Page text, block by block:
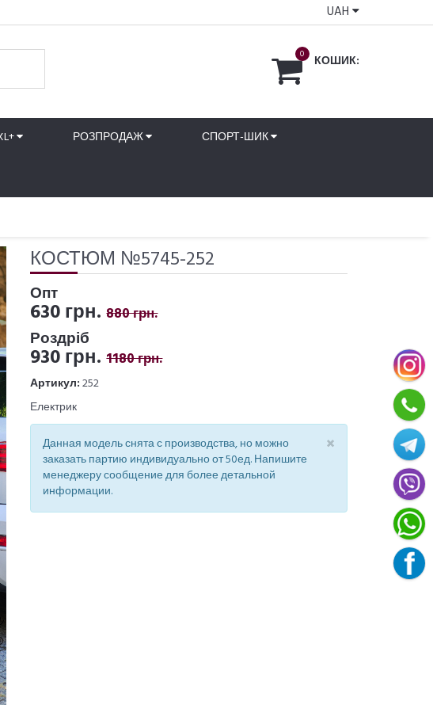
UAH
0 КОШИК:
РОЗПРОДАЖ СПОРТ-ШИК
КОСТЮМ №5745-252
Опт
630 грн. 880 грн.
Роздріб
930 грн. 1180 грн.
Артикул:252
Електрик
×
Данная модель снята с производства, но можно
заказать партию индивидуально от 50ед. Напишите
менеджеру сообщение для более детальной
информации.